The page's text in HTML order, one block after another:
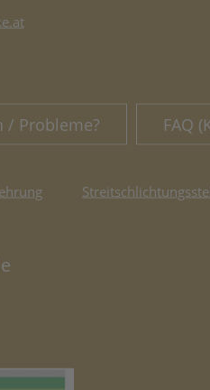
/ Probleme? FAQ